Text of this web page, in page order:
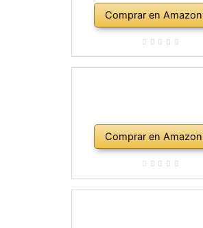
Comprar en Amazon
Comprar en Amazon